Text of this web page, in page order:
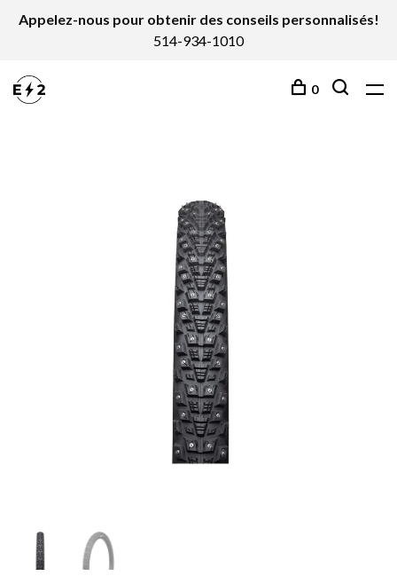
Appelez-nous pour obtenir des conseils personnalisés!
514-934-1010
0